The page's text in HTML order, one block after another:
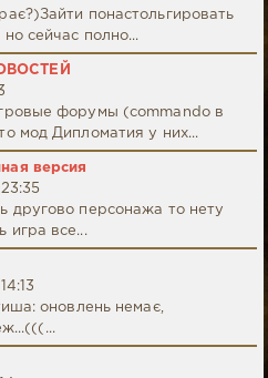
понастольгировать
сейчас полно...
форумы (commando в
мод Дипломатия у них...
версия
другово персонажа то нету
игра все...
оновлень немає,